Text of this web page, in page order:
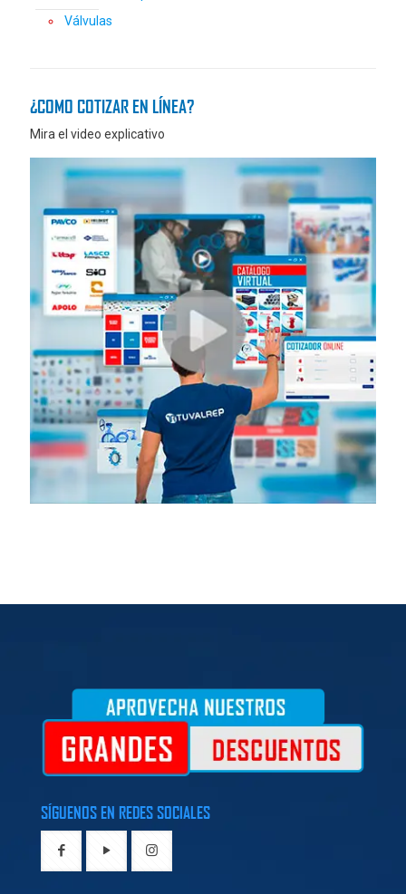
Válvulas
¿COMO COTIZAR EN LÍNEA?
Mira el video explicativo
SÍGUENOS EN REDES SOCIALES